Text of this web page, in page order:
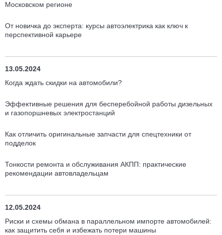
Московском регионе
От новичка до эксперта: курсы автоэлектрика как ключ к
перспективной карьере
13.05.2024
Когда ждать скидки на автомобили?
Эффективные решения для бесперебойной работы дизельных
и газопоршневых электростанций
Как отличить оригинальные запчасти для спецтехники от
подделок
Тонкости ремонта и обслуживания АКПП: практические
рекомендации автовладельцам
12.05.2024
Риски и схемы обмана в параллельном импорте автомобилей:
как защитить себя и избежать потери машины